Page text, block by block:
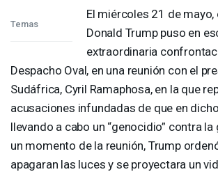
Temas
El miércoles 21 de
Donald Trump puso en
extraordinaria
Despacho Oval, en una reunión con el
Sudáfrica, Cyril Ramaphosa, en la que
acusaciones infundadas de que en
llevando a cabo un “genocidio” contra la
un momento de la reunión, Trump
apagaran las luces y se proyectara un